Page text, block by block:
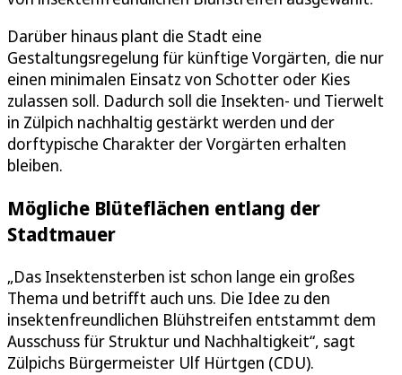
Darüber hinaus plant die Stadt eine
Gestaltungsregelung für künftige Vorgärten, die nur
einen minimalen Einsatz von Schotter oder Kies
zulassen soll. Dadurch soll die Insekten- und Tierwelt
in Zülpich nachhaltig gestärkt werden und der
dorftypische Charakter der Vorgärten erhalten
bleiben.
Mögliche Blüteflächen entlang der
Stadtmauer
„Das Insektensterben ist schon lange ein großes
Thema und betrifft auch uns. Die Idee zu den
insektenfreundlichen Blühstreifen entstammt dem
Ausschuss für Struktur und Nachhaltigkeit“, sagt
Zülpichs Bürgermeister Ulf Hürtgen (CDU).